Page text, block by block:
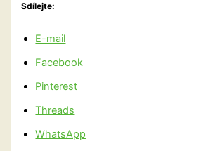
Sdílejte:
E-mail
Facebook
Pinterest
Threads
WhatsApp